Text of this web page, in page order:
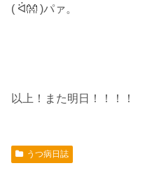
( ᐛ👐 )パァ。
以上！また明日！！！！
うつ病日誌